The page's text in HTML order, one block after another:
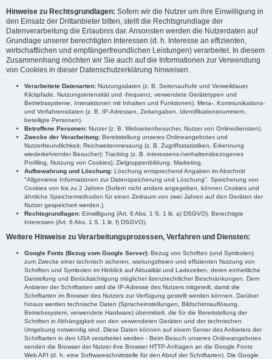
Hinweise zu Rechtsgrundlagen: Sofern wir die Nutzer um ihre Einwilligung in
den Einsatz der Drittanbieter bitten, stellt die Rechtsgrundlage der
Datenverarbeitung die Erlaubnis dar. Ansonsten werden die Nutzerdaten auf
Grundlage unserer berechtigten Interessen (d. h. Interesse an effizienten,
wirtschaftlichen und empfängerfreundlichen Leistungen) verarbeitet. In diesem
Zusammenhang möchten wir Sie auch auf die Informationen zur Verwendung
von Cookies in dieser Datenschutzerklärung hinweisen.
Verarbeitete Datenarten: Nutzungsdaten (z. B. Seitenaufrufe und Verweildauer,
Klickpfade, Nutzungsintensität und -frequenz, verwendete Gerätetypen und
Betriebssysteme, Interaktionen mit Inhalten und Funktionen). Meta-, Kommunikations-
und Verfahrensdaten (z. B. IP-Adressen, Zeitangaben, Identifikationsnummern,
beteiligte Personen).
Betroffene Personen: Nutzer (z. B. Webseitenbesucher, Nutzer von Onlinediensten).
Zwecke der Verarbeitung: Bereitstellung unseres Onlineangebotes und
Nutzerfreundlichkeit; Reichweitenmessung (z. B. Zugriffsstatistiken, Erkennung
wiederkehrender Besucher); Tracking (z. B. interessens-/verhaltensbezogenes
Profiling, Nutzung von Cookies); Zielgruppenbildung. Marketing.
Aufbewahrung und Löschung: Löschung entsprechend Angaben im Abschnitt
"Allgemeine Informationen zur Datenspeicherung und Löschung". Speicherung von
Cookies von bis zu 2 Jahren (Sofern nicht anders angegeben, können Cookies und
ähnliche Speichermethoden für einen Zeitraum von zwei Jahren auf den Geräten der
Nutzer gespeichert werden.).
Rechtsgrundlagen: Einwilligung (Art. 6 Abs. 1 S. 1 lit. a) DSGVO). Berechtigte
Interessen (Art. 6 Abs. 1 S. 1 lit. f) DSGVO).
Weitere Hinweise zu Verarbeitungsprozessen, Verfahren und Diensten:
Google Fonts (Bezug vom Google Server): Bezug von Schriften (und Symbolen)
zum Zwecke einer technisch sicheren, wartungsfreien und effizienten Nutzung von
Schriften und Symbolen im Hinblick auf Aktualität und Ladezeiten, deren einheitliche
Darstellung und Berücksichtigung möglicher lizenzrechtlicher Beschränkungen. Dem
Anbieter der Schriftarten wird die IP-Adresse des Nutzers mitgeteilt, damit die
Schriftarten im Browser des Nutzers zur Verfügung gestellt werden können. Darüber
hinaus werden technische Daten (Spracheinstellungen, Bildschirmauflösung,
Betriebssystem, verwendete Hardware) übermittelt, die für die Bereitstellung der
Schriften in Abhängigkeit von den verwendeten Geräten und der technischen
Umgebung notwendig sind. Diese Daten können auf einem Server des Anbieters der
Schriftarten in den USA verarbeitet werden - Beim Besuch unseres Onlineangebotes
senden die Browser der Nutzer ihre Browser HTTP-Anfragen an die Google Fonts
Web API (d. h. eine Softwareschnittstelle für den Abruf der Schriftarten). Die Google